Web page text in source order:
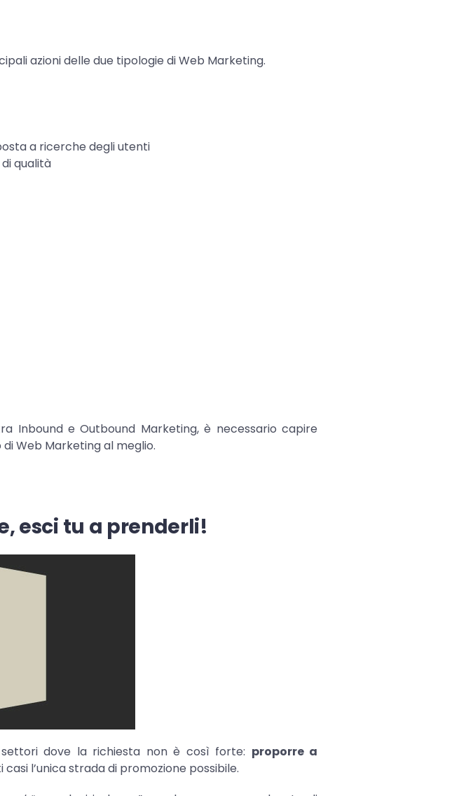
azioni delle due tipologie di Web Marketing.
a ricerche degli utenti
qualità
Inbound e Outbound Marketing, è necessario capire
Web Marketing al meglio.
esci tu a prenderli!
dove la richiesta non è così forte: proporre a
casi l’unica strada di promozione possibile.